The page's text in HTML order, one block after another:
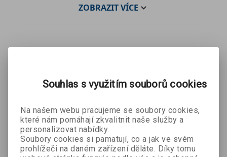
ZOBRAZITVÍCE
Souhlas s využitím souborů cookies
Na našem webu pracujeme se soubory cookies,
které nám pomáhají zkvalitnit naše služby a
personalizovat nabídky.
Soubory cookies si pamatují, co a jak ve svém
prohlížeči na daném zařízení děláte. Díky tomu